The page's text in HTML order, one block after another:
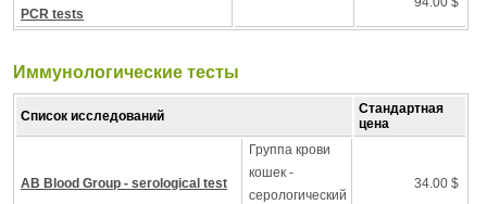
PCR tests
Иммунологические тесты
Список исследований
Стандартная
цена
AB Blood Group - serological test
Группа крови
кошек -
серологический
34.00 $